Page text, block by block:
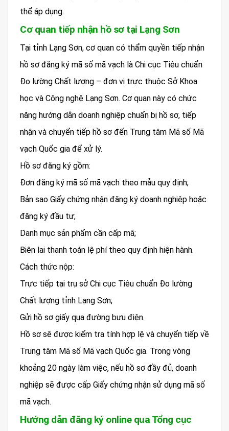
thể áp dụng.
Cơ quan tiếp nhận hồ sơ tại Lạng Sơn
Tại tỉnh Lạng Sơn, cơ quan có thẩm quyền tiếp nhận
hồ sơ đăng ký mã số mã vạch là Chi cục Tiêu chuẩn
Đo lường Chất lượng – đơn vị trực thuộc Sở Khoa
học và Công nghệ Lạng Sơn. Cơ quan này có chức
năng hướng dẫn doanh nghiệp chuẩn bị hồ sơ, tiếp
nhận và chuyển tiếp hồ sơ đến Trung tâm Mã số Mã
vạch Quốc gia để xử lý.
Hồ sơ đăng ký gồm:
Đơn đăng ký mã số mã vạch theo mẫu quy định;
Bản sao Giấy chứng nhận đăng ký doanh nghiệp hoặc
đăng ký đầu tư;
Danh mục sản phẩm cần cấp mã;
Biên lai thanh toán lệ phí theo quy định hiện hành.
Cách thức nộp:
Trực tiếp tại trụ sở Chi cục Tiêu chuẩn Đo lường
Chất lượng tỉnh Lạng Sơn;
Gửi hồ sơ giấy qua đường bưu điện.
Hồ sơ sẽ được kiểm tra tính hợp lệ và chuyển tiếp về
Trung tâm Mã số Mã vạch Quốc gia. Trong vòng
khoảng 20 ngày làm việc, nếu hồ sơ đầy đủ, doanh
nghiệp sẽ được cấp Giấy chứng nhận sử dụng mã số
mã vạch.
Hướng dẫn đăng ký online qua Tổng cục